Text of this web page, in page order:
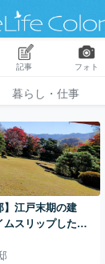
記事 フォト
暮らし・仕事
】江戸末期の建
ムスリップしたか